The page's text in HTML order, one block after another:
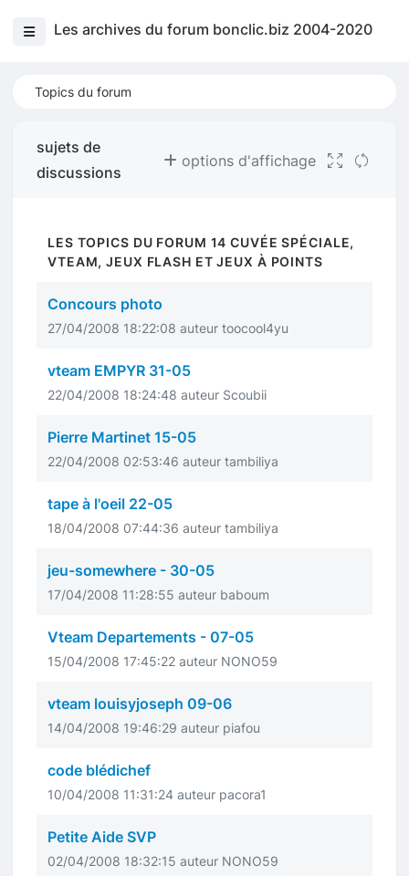
Les archives du forum bonclic.biz 2004-2020
Topics du forum
sujets de
discussions
options d'affichage
LES TOPICS DU FORUM 14 CUVÉE SPÉCIALE,
VTEAM, JEUX FLASH ET JEUX À POINTS
Concours photo
27/04/2008 18:22:08 auteur toocool4yu
vteam EMPYR 31-05
22/04/2008 18:24:48 auteur Scoubii
Pierre Martinet 15-05
22/04/2008 02:53:46 auteur tambiliya
tape à l'oeil 22-05
18/04/2008 07:44:36 auteur tambiliya
jeu-somewhere - 30-05
17/04/2008 11:28:55 auteur baboum
Vteam Departements - 07-05
15/04/2008 17:45:22 auteur NONO59
vteam louisyjoseph 09-06
14/04/2008 19:46:29 auteur piafou
code blédichef
10/04/2008 11:31:24 auteur pacora1
Petite Aide SVP
02/04/2008 18:32:15 auteur NONO59